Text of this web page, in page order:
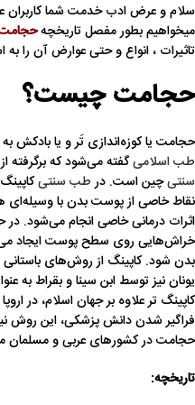
سلام و عرض ادب خدمت شما کاربران
میخواهیم بطور مفصل تاریخچه
تاثیرات ، انواع و حتی عوارض آن را
حجامتچیست؟
حجامت یا کوزه‌اندازی تَر و یا بادکش
طب اسلامیگفته می‌شود که برگرفته
سنتیچین است. درطب سنتی
نقاط خاصی از پوست بدن با
اثرات درمانی خاصی انجام می‌شود. در
خراش‌هایی روی سطح پوست ایجاد
بدن شود. کاپینگ از روش‌های باستانی
یونان نیز توسط ابن سینا و بقراط
فراگیر شدن دانش پزشکی، این روش
حجامت در کشورهای عربی و مسلمان
تاریخچه: